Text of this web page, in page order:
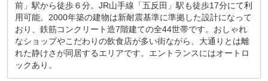
前」駅から徒歩６分。JR山手線「五反田」駅も徒歩17分にて利
用可能。2000年築の建物は新耐震基準に準拠した設計になって
おり、鉄筋コンクリート造7階建ての全44世帯です。おしゃれ
なショップやこだわりの飲食店が多い街ながら、大通りとは離
れた静けさが同居するエリアです。エントランスにはオートロ
ックあり。